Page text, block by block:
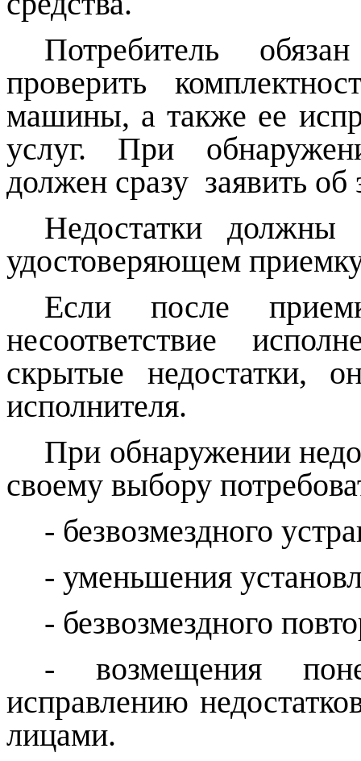
Потребитель
проверить
машины, а также ее
услуг. При
должен сразу заявить
Недостатки
удостоверяющем
Если после
несоответствие
скрытые недостатки,
исполнителя.
При обнаружении
своему выбору
- безвозмездного
- уменьшения
- безвозмездного
- возмещения
исправлению
лицами.